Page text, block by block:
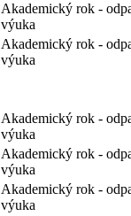
Akademický rok -
výuka
Akademický rok -
výuka
Akademický rok -
výuka
Akademický rok -
výuka
Akademický rok -
výuka